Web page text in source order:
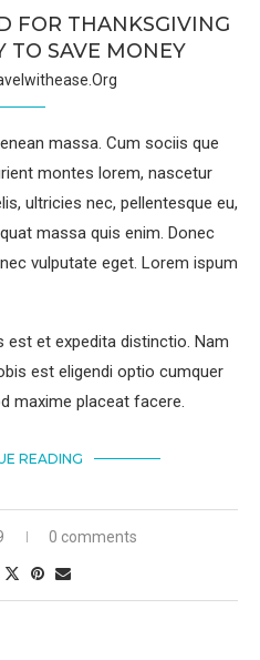
FOR THANKSGIVING
TO SAVE MONEY
massa. Cum sociis que
montes lorem, nascetur
ultricies nec, pellentesque eu,
massa quis enim. Donec
vulputate eget. Lorem ispum
est et expedita distinctio. Nam
est eligendi optio cumquer
maxime placeat facere.
READING
0 comments